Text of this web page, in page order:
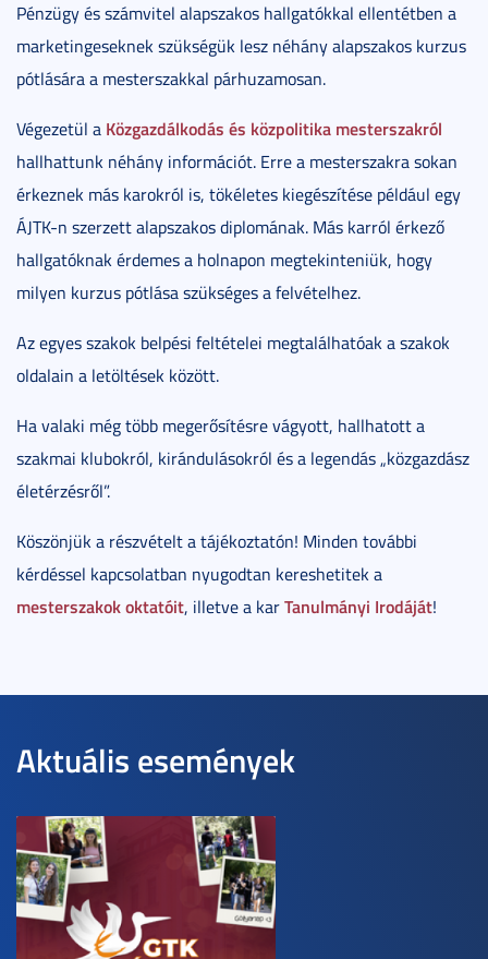
Pénzügy és számvitel alapszakos hallgatókkal ellentétben a
marketingeseknek szükségük lesz néhány alapszakos kurzus
pótlására a mesterszakkal párhuzamosan.
Végezetül a Közgazdálkodás és közpolitika mesterszakról
hallhattunk néhány információt. Erre a mesterszakra sokan
érkeznek más karokról is, tökéletes kiegészítése például egy
ÁJTK-n szerzett alapszakos diplomának. Más karról érkező
hallgatóknak érdemes a holnapon megtekinteniük, hogy
milyen kurzus pótlása szükséges a felvételhez.
Az egyes szakok belpési feltételei megtalálhatóak a szakok
oldalain a letöltések között.
Ha valaki még több megerősítésre vágyott, hallhatott a
szakmai klubokról, kirándulásokról és a legendás „közgazdász
életérzésről”.
Köszönjük a részvételt a tájékoztatón! Minden további
kérdéssel kapcsolatban nyugodtan kereshetitek a
mesterszakok oktatóit, illetve a karTanulmányi Irodáját!
Aktuális események